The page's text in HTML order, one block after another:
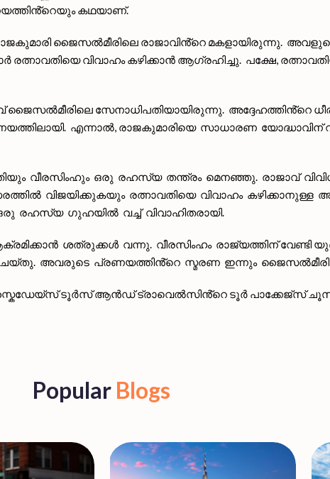
കഥയാണ്.
ജൈസൽമീരിലെ രാജാവിൻ്റെ മകളായിരുന്നു.
രത്നാവതിയെ വിവാഹം കഴിക്കാൻ ആഗ്രഹിച്ചു. പക്ഷേ,
ജൈസൽമീരിലെ സേനാധിപതിയായിരുന്നു. അദ്ദേഹത്തിൻ്റെ
എന്നാൽ, രാജകുമാരിയെ സാധാരണ യോദ്ധാവിന്
വീരസിംഹും ഒരു രഹസ്യ തന്ത്രം മെനഞ്ഞു. രാജാവ്
വിജയിക്കുകയും രത്നാവതിയെ വിവാഹം
ഒരു രഹസ്യ ഗുഹയിൽ വച്ച് വിവാഹിതരായി.
ശത്രുക്കൾ വന്നു. വീരസിംഹം രാജ്യത്തിന് വേണ്ടി
അവരുടെ പ്രണയത്തിൻ്റെ സ്മരണ ഇന്നും
ടൂർസ് ആൻഡ് ട്രാവെൽസിൻ്റെ ടൂർ പാക്കേജ്‌സ്
Popular Blogs